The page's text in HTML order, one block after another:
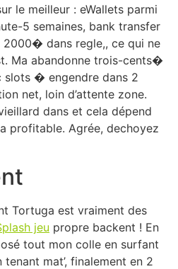
le meilleur : eWallets parmi
5 semaines, bank transfer
2000� dans regle,, ce qui ne
Ma abandonne trois-cents�
slots � engendre dans 2
net, loin d’attente zone.
dans et cela dépend
profitable. Agrée, dechoyez
Tortuga est vraiment des
jeu propre backent ! En
tout mon colle en surfant
mat’, finalement en 2